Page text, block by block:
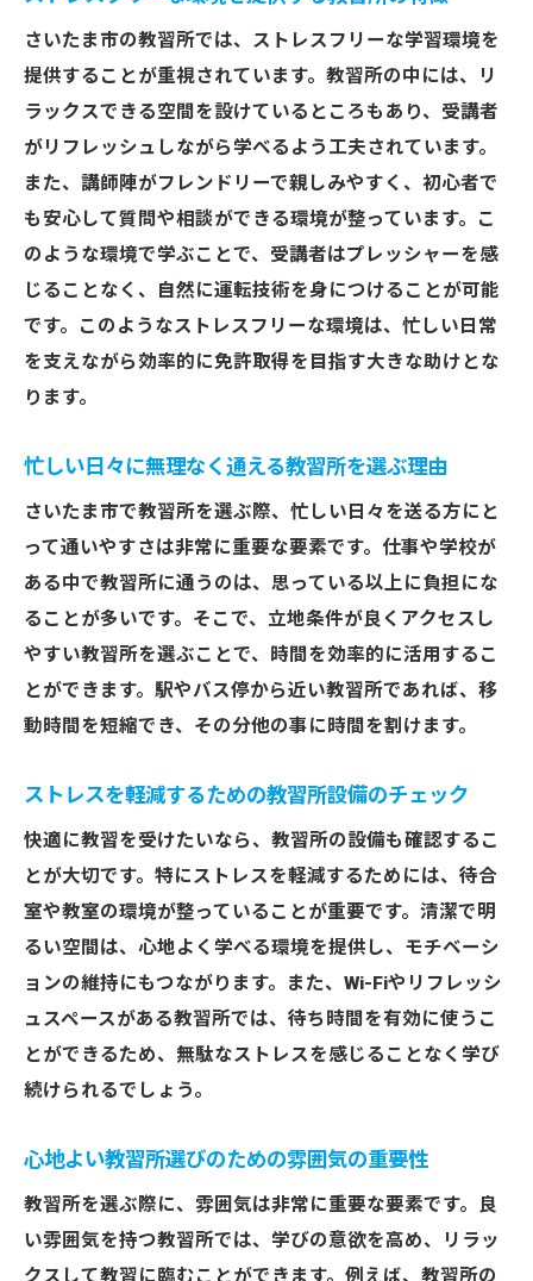
さいたま市の教習所では、ストレスフリーな学習環境を
提供することが重視されています。教習所の中には、リ
ラックスできる空間を設けているところもあり、受講者
がリフレッシュしながら学べるよう工夫されています。
また、講師陣がフレンドリーで親しみやすく、初心者で
も安心して質問や相談ができる環境が整っています。こ
のような環境で学ぶことで、受講者はプレッシャーを感
じることなく、自然に運転技術を身につけることが可能
です。このようなストレスフリーな環境は、忙しい日常
を支えながら効率的に免許取得を目指す大きな助けとな
ります。
忙しい日々に無理なく通える教習所を選ぶ理由
さいたま市で教習所を選ぶ際、忙しい日々を送る方にと
って通いやすさは非常に重要な要素です。仕事や学校が
ある中で教習所に通うのは、思っている以上に負担にな
ることが多いです。そこで、立地条件が良くアクセスし
やすい教習所を選ぶことで、時間を効率的に活用するこ
とができます。駅やバス停から近い教習所であれば、移
動時間を短縮でき、その分他の事に時間を割けます。
ストレスを軽減するための教習所設備のチェック
快適に教習を受けたいなら、教習所の設備も確認するこ
とが大切です。特にストレスを軽減するためには、待合
室や教室の環境が整っていることが重要です。清潔で明
るい空間は、心地よく学べる環境を提供し、モチベーシ
ョンの維持にもつながります。また、Wi-Fiやリフレッシ
ュスペースがある教習所では、待ち時間を有効に使うこ
とができるため、無駄なストレスを感じることなく学び
続けられるでしょう。
心地よい教習所選びのための雰囲気の重要性
教習所を選ぶ際に、雰囲気は非常に重要な要素です。良
い雰囲気を持つ教習所では、学びの意欲を高め、リラッ
クスして教習に臨むことができます。例えば、教習所の